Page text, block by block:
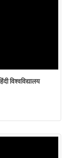
विश्वविद्यालय